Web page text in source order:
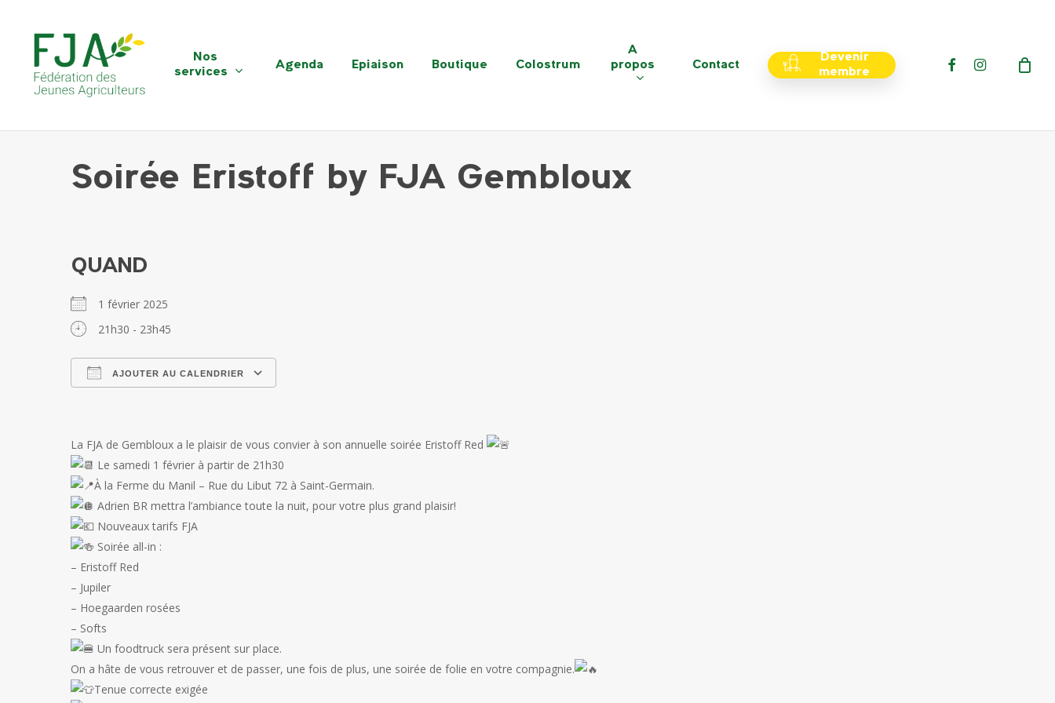
content
Nos
services
Agenda Epiaison Boutique Colostrum
A
propos Contact
Devenir
membre
facebookinstagram
Soirée Eristoff by FJA Gembloux
QUAND
1 février 2025
21h30 - 23h45
AJOUTER AU CALENDRIER
La FJA de Gembloux a le plaisir de vous convier à son annuelle soirée Eristoff Red
Le samedi 1 février à partir de 21h30
À la Ferme du Manil – Rue du Libut 72 à Saint-Germain.
Adrien BR mettra l’ambiance toute la nuit, pour votre plus grand plaisir!
Nouveaux tarifs FJA
Soirée all-in :
– Eristoff Red
– Jupiler
– Hoegaarden rosées
– Softs
Un foodtruck sera présent sur place.
On a hâte de vous retrouver et de passer, une fois de plus, une soirée de folie en votre compagnie.
Tenue correcte exigée